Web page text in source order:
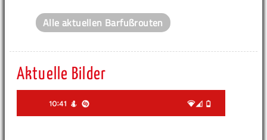
Alle aktuellen Barfußrouten
Aktuelle Bilder